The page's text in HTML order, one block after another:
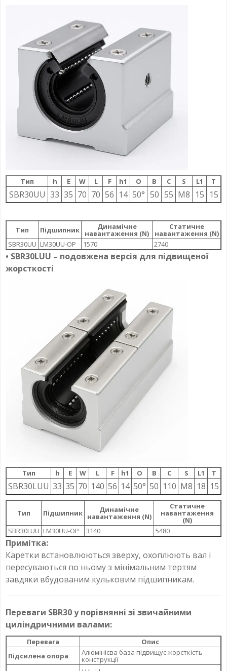
Тип h E W L F h1 О B C S L1 T
SBR30UU 33 35 70 70 56 14 50° 50 55 M8 15 15
Тип Підшипник Динамічне
навантаження (N)
Статичне
навантаження (N)
SBR30UU LM30UU-OP 1570 2740
• SBR30LUU – подовжена версія для підвищеної
жорсткості
Тип h E W L F h1 О B C S L1 T
SBR30LUU 33 35 70 140 56 14 50° 50 110 M8 18 15
Тип Підшипник Динамічне
навантаження (N)
Статичне
навантаження
(N)
SBR30LUU LM30UU-OP 3140 5480
Примітка:
Каретки встановлюються зверху, охоплюють вал і
пересуваються по ньому з мінімальним тертям
завдяки вбудованим кульковим підшипникам.
Переваги SBR30 у порівнянні зі звичайними
циліндричними валами:
Перевага
Опис
Підсилена опора
Алюмінієва база підвищує жорсткість
конструкції